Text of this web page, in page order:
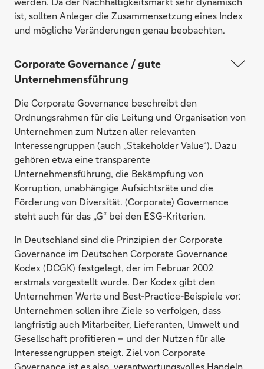
ist, sollten Anleger die Zusammensetzung eines Index
und mögliche Veränderungen genau beobachten.
Corporate Governance / gute
Unternehmensführung
Die Corporate Governance beschreibt den
Ordnungsrahmen für die Leitung und Organisation von
Unternehmen zum Nutzen aller relevanten
Interessengruppen (auch „Stakeholder Value“). Dazu
gehören etwa eine transparente
Unternehmensführung, die Bekämpfung von
Korruption, unabhängige Aufsichtsräte und die
Förderung von Diversität. (Corporate) Governance
steht auch für das „G“ bei den ESG-Kriterien.
In Deutschland sind die Prinzipien der Corporate
Governance im Deutschen Corporate Governance
Kodex (DCGK) festgelegt, der im Februar 2002
erstmals vorgestellt wurde. Der Kodex gibt den
Unternehmen Werte und Best-Practice-Beispiele vor:
Unternehmen sollen ihre Ziele so verfolgen, dass
langfristig auch Mitarbeiter, Lieferanten, Umwelt und
Gesellschaft profitieren – und der Nutzen für alle
Interessengruppen steigt. Ziel von Corporate
Governance ist es also, verantwortungsvolles Handeln